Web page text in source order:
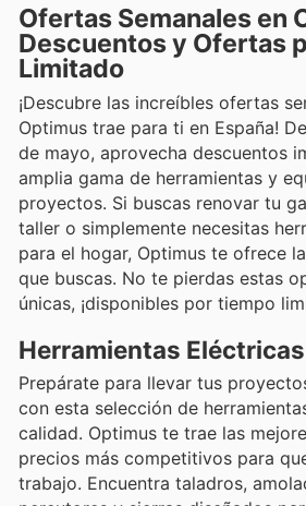
Ofertas Semanales en
Descuentos y Ofertas
Limitado
¡Descubre las increíbles ofertas
Optimus trae para ti en España!
de mayo, aprovecha descuentos
amplia gama de herramientas y
proyectos. Si buscas renovar tu
taller o simplemente necesitas
para el hogar, Optimus te ofrece
que buscas. No te pierdas estas
únicas, ¡disponibles por tiempo
Herramientas
Prepárate para llevar tus
con esta selección de
calidad. Optimus te trae las
precios más competitivos para
trabajo. Encuentra taladros,